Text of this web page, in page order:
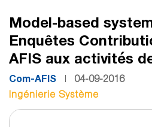
Model-based
Enquêtes
AFIS aux activités
Com-AFIS
04-09-2016
Ingénierie Système